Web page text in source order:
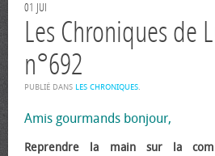
01 JUI
Les Chroniques de
n°692
PUBLIÉ DANS LES CHRONIQUES.
Amis gourmands bonjour,
Reprendre la main sur la